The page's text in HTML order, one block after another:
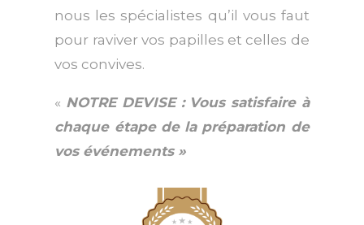
nous les spécialistes qu’il vous faut
pour raviver vos papilles et celles de
vos convives.
« NOTRE DEVISE : Vous satisfaire à
chaque étape de la préparation de
vos événements »